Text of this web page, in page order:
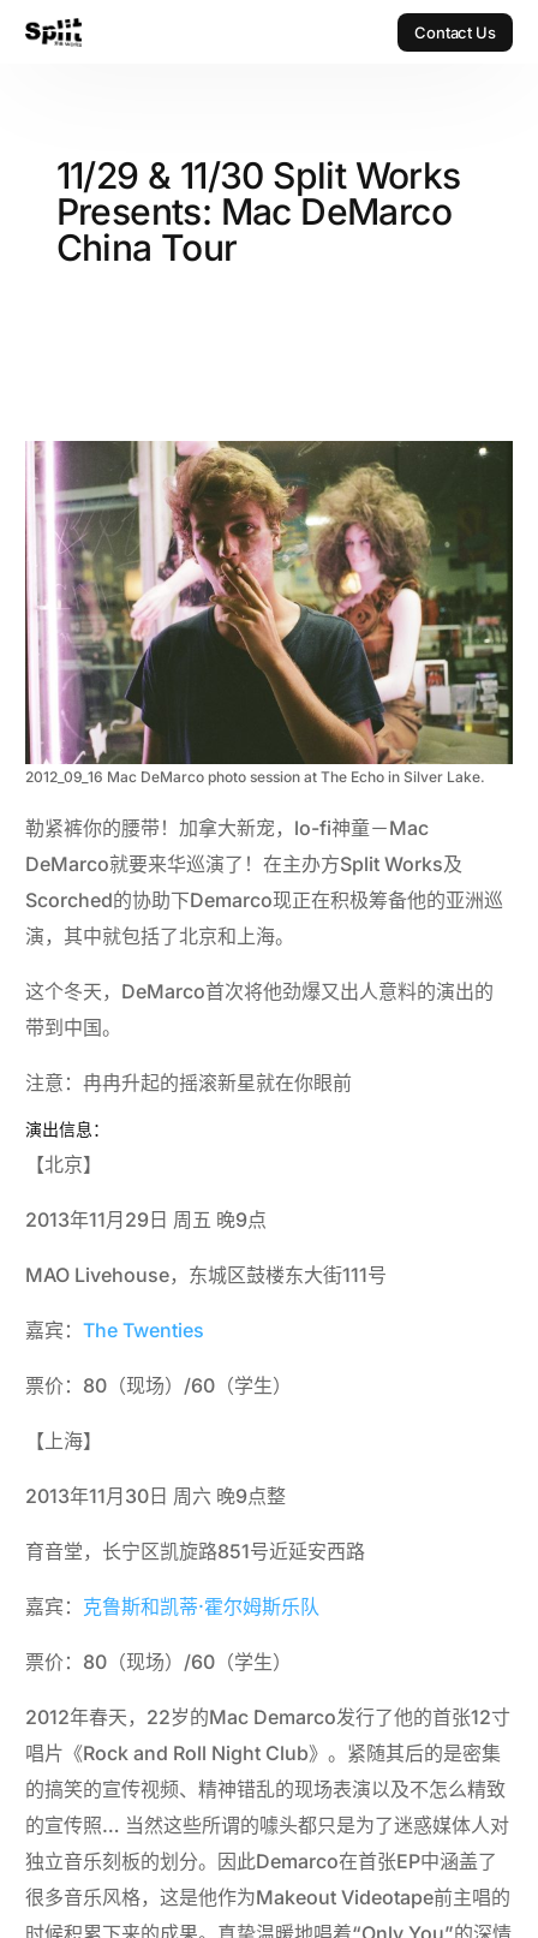
Contact Us
11/29 & 11/30 Split Works
Presents: Mac DeMarco
China Tour
2012_09_16 Mac DeMarco photo session at The Echo in Silver Lake.
勒紧裤你的腰带！加拿大新宠，lo-fi神童－Mac
DeMarco就要来华巡演了！在主办方Split Works及
Scorched的协助下Demarco现正在积极筹备他的亚洲巡
演，其中就包括了北京和上海。
这个冬天，DeMarco首次将他劲爆又出人意料的演出的
带到中国。
注意：冉冉升起的摇滚新星就在你眼前
演出信息：
【北京】
2013年11月29日 周五 晚9点
MAO Livehouse，东城区鼓楼东大街111号
嘉宾：The Twenties
票价：80（现场）/60（学生）
【上海】
2013年11月30日 周六 晚9点整
育音堂，长宁区凯旋路851号近延安西路
嘉宾： 克鲁斯和凯蒂·霍尔姆斯乐队
票价：80（现场）/60（学生）
2012年春天，22岁的Mac Demarco发行了他的首张12寸
唱片《Rock and Roll Night Club》。紧随其后的是密集
的搞笑的宣传视频、精神错乱的现场表演以及不怎么精致
的宣传照… 当然这些所谓的噱头都只是为了迷惑媒体人对
独立音乐刻板的划分。因此Demarco在首张EP中涵盖了
很多音乐风格，这是他作为Makeout Videotape前主唱的